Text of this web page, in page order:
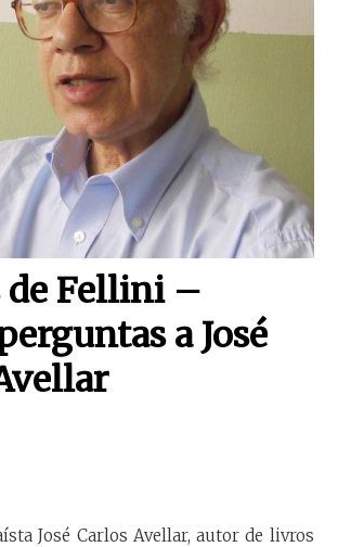
de Fellini –
a José
José Carlos Avellar, autor de livros